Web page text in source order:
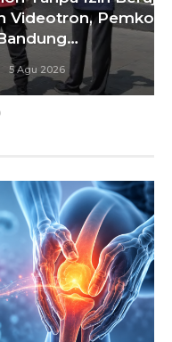
Pemkot